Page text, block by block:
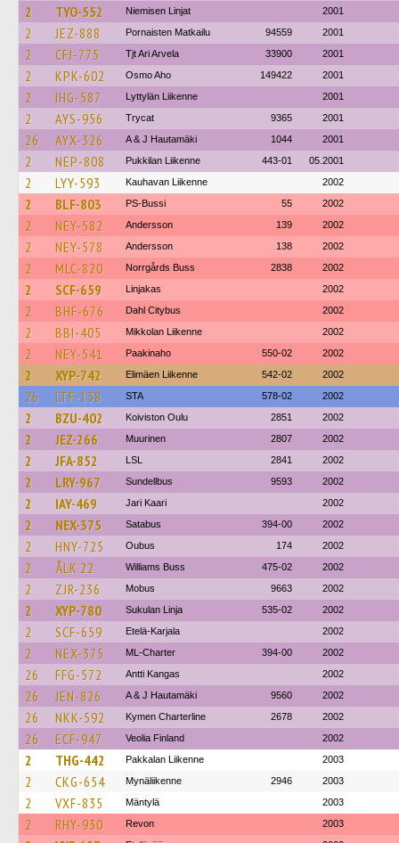
2 TYO-552 Niemisen Linjat 2001
2 JEZ-888 Pornaisten Matkailu 94559 2001
2 CFJ-775 Tjt Ari Arvela 33900 2001
2 KPK-602 Osmo Aho 149422 2001
2 IHG-587 Lyttylän Liikenne 2001
2 AYS-956 Trycat 9365 2001
26 AYX-326 A & J Hautamäki 1044 2001
2 NEP-808 Pukkilan Liikenne 443-01 05.2001
2 LYY-593 Kauhavan Liikenne 2002
2 BLF-803 PS-Bussi 55 2002
2 NEY-582 Andersson 139 2002
2 NEY-578 Andersson 138 2002
2 MLC-820 Norrgårds Buss 2838 2002
2 SCF-659 Linjakas 2002
2 BHF-676 Dahl Citybus 2002
2 BBI-405 Mikkolan Liikenne 2002
2 NEY-541 Paakinaho 550-02 2002
2 XYP-742 Elimäen Liikenne 542-02 2002
26 LTF-138 STA 578-02 2002
2 BZU-402 Koiviston Oulu 2851 2002
2 JEZ-266 Muurinen 2807 2002
2 JFA-852 LSL 2841 2002
2 LRY-967 Sundellbus 9593 2002
2 IAY-469 Jari Kaari 2002
2 NEX-375 Satabus 394-00 2002
2 HNY-725 Oubus 174 2002
2 ÅLK 22 Williams Buss 475-02 2002
2 ZJR-236 Mobus 9663 2002
2 XYP-780 Sukulan Linja 535-02 2002
2 SCF-659 Etelä-Karjala 2002
2 NEX-375 ML-Charter 394-00 2002
26 FFG-572 Antti Kangas 2002
26 JEN-826 A & J Hautamäki 9560 2002
26 NKK-592 Kymen Charterline 2678 2002
26 ECF-947 Veolia Finland 2002
2 THG-442 Pakkalan Liikenne 2003
2 CKG-654 Mynäliikenne 2946 2003
2 VXF-835 Mäntylä 2003
2 RHY-930 Revon 2003